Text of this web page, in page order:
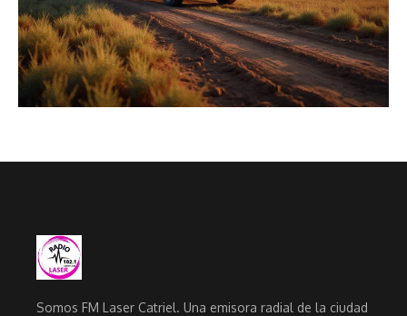
Somos FM Laser Catriel. Una emisora radial de la ciudad